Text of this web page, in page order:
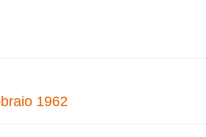
1962